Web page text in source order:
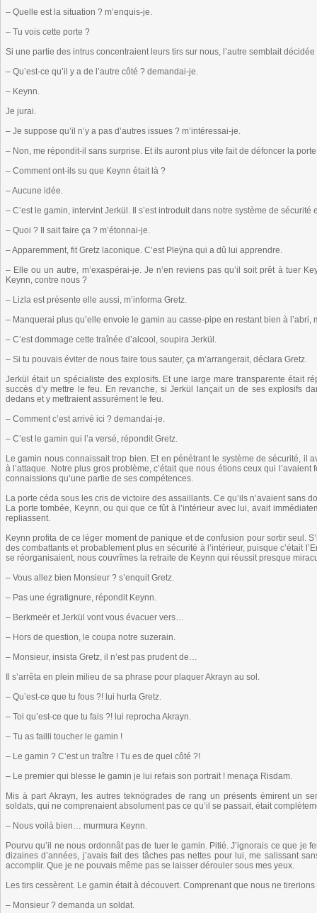
– Quelle est la situation ? m’enquis-je.
– Tu vois cette porte ?
Si une partie des intrus concentraient leurs tirs sur nous, l’autre semblait
– Qu’est-ce qu’il y a de l’autre côté ? demandai-je.
– Keynn.
Je jurai.
– Je suppose qu’il n’y a pas d’autres issues ? m’intéressai-je.
– Non, me répondit-il sans surprise. Et ils auront plus vite fait de défoncer la
– Comment ont-ils su que Keynn était là ?
– Aucune idée.
– C’est le gamin, intervint Jerkül. Il s’est introduit dans notre système de
– Quoi ? Il sait faire ça ? m’étonnai-je.
– Apparemment, fit Gretz laconique. C’est Pleÿna qui a dû lui apprendre.
– Elle ou un autre, m’exaspérai-je. Je n’en reviens pas qu’il soit prêt à tuer
Keynn, contre nous ?
– Lizla est présente elle aussi, m’informa Gretz.
– Manquerai plus qu’elle envoie le gamin au casse-pipe en restant bien à l’abri,
– C’est dommage cette traînée d’alcool, soupira Jerkül.
– Si tu pouvais éviter de nous faire tous sauter, ça m’arrangerait, déclara Gretz.
Jerkül était un spécialiste des explosifs. Et une large mare transparente était
succès d’y mettre le feu. En revanche, si Jerkül lançait un de ses explosifs
dedans et y mettraient assurément le feu.
– Comment c’est arrivé ici ? demandai-je.
– C’est le gamin qui l’a versé, répondit Gretz.
Le gamin nous connaissait trop bien. Et en pénétrant le système de sécurité, il
à l’attaque. Notre plus gros problème, c’était que nous étions ceux qui
connaissions qu’une partie de ses compétences.
La porte céda sous les cris de victoire des assaillants. Ce qu’ils n’avaient sans
La porte tombée, Keynn, ou qui que ce fût à l’intérieur avec lui, avait
repliassent.
Keynn profita de ce léger moment de panique et de confusion pour sortir seul.
des combattants et probablement plus en sécurité à l’intérieur, puisque c’était
se réorganisaient, nous couvrîmes la retraite de Keynn qui réussit presque
– Vous allez bien Monsieur ? s’enquit Gretz.
– Pas une égratignure, répondit Keynn.
– Berkmeër et Jerkül vont vous évacuer vers…
– Hors de question, le coupa notre suzerain.
– Monsieur, insista Gretz, il n’est pas prudent de…
Il s’arrêta en plein milieu de sa phrase pour plaquer Akrayn au sol.
– Qu’est-ce que tu fous ?! lui hurla Gretz.
– Toi qu’est-ce que tu fais ?! lui reprocha Akrayn.
– Tu as failli toucher le gamin !
– Le gamin ? C’est un traître ! Tu es de quel côté ?!
– Le premier qui blesse le gamin je lui refais son portrait ! menaça Risdam.
Mis à part Akrayn, les autres teknögrades de rang un présents émirent un
soldats, qui ne comprenaient absolument pas ce qu’il se passait, était
– Nous voilà bien… murmura Keynn.
Pourvu qu’il ne nous ordonnât pas de tuer le gamin. Pitié. J’ignorais ce que je
dizaines d’années, j’avais fait des tâches pas nettes pour lui, me salissant
accomplir. Que je ne pouvais même pas se laisser dérouler sous mes yeux.
Les tirs cessèrent. Le gamin était à découvert. Comprenant que nous ne
– Monsieur ? demanda un soldat.